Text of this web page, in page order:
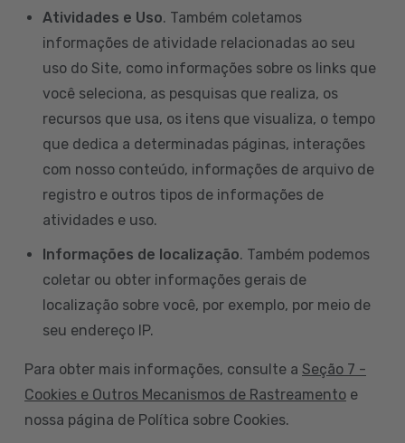
Atividades e Uso. Também coletamos
informações de atividade relacionadas ao seu
uso do Site, como informações sobre os links que
você seleciona, as pesquisas que realiza, os
recursos que usa, os itens que visualiza, o tempo
que dedica a determinadas páginas, interações
com nosso conteúdo, informações de arquivo de
registro e outros tipos de informações de
atividades e uso.
Informações de localização. Também podemos
coletar ou obter informações gerais de
localização sobre você, por exemplo, por meio de
seu endereço IP.
Para obter mais informações, consulte a Seção 7 -
Cookies e Outros Mecanismos de Rastreamento e
nossa página de Política sobre Cookies.